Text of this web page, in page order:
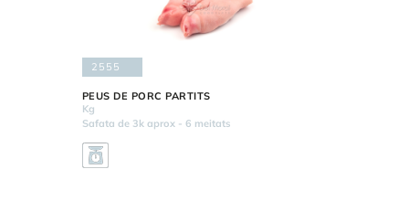
2555
PEUS DE PORC PARTITS
Kg
Safata de 3k aprox - 6 meitats